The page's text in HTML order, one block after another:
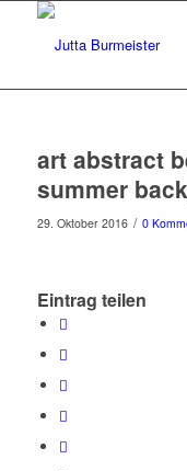
art abstract
summer
29. Oktober 2016 / 0
Eintrag teilen